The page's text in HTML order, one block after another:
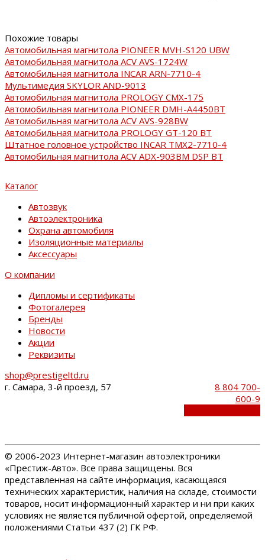
Похожие товары
Автомобильная магнитола PIONEER MVH-S120 UBW
Автомобильная магнитола ACV AVS-1724W
Автомобильная магнитола INCAR ARN-7710-4
Мультимедия SKYLOR AND-9013
Автомобильная магнитола PROLOGY CMX-175
Автомобильная магнитола PIONEER DMH-A4450BT
Автомобильная магнитола ACV AVS-928BW
Автомобильная магнитола PROLOGY GT-120 BT
Штатное головное устройство INCAR TMX2-7710-4
Автомобильная магнитола ACV ADX-903BM DSP BT
Каталог
Автозвук
Автоэлектроника
Охрана автомобиля
Изоляционные материалы
Аксессуары
О компании
Дипломы и сертификаты
Фотогалерея
Бренды
Новости
Акции
Реквизиты
shop@prestigeltd.ru
г. Самара, 3-й проезд, 57
8 804 700-
600-9
© 2006-2023 Интернет-магазин автоэлектроники
«Престиж-Авто». Все права защищены. Вся
представленная на сайте информация, касающаяся
технических характеристик, наличия на складе, стоимости
товаров, носит информационный характер и ни при каких
условиях не является публичной офертой, определяемой
положениями Статьи 437 (2) ГК РФ.